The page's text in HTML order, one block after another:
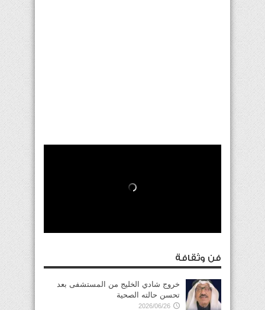
فن وثقافة
خروج شادي الخليج من المستشفى بعد
تحسن حالته الصحية
2026/06/26